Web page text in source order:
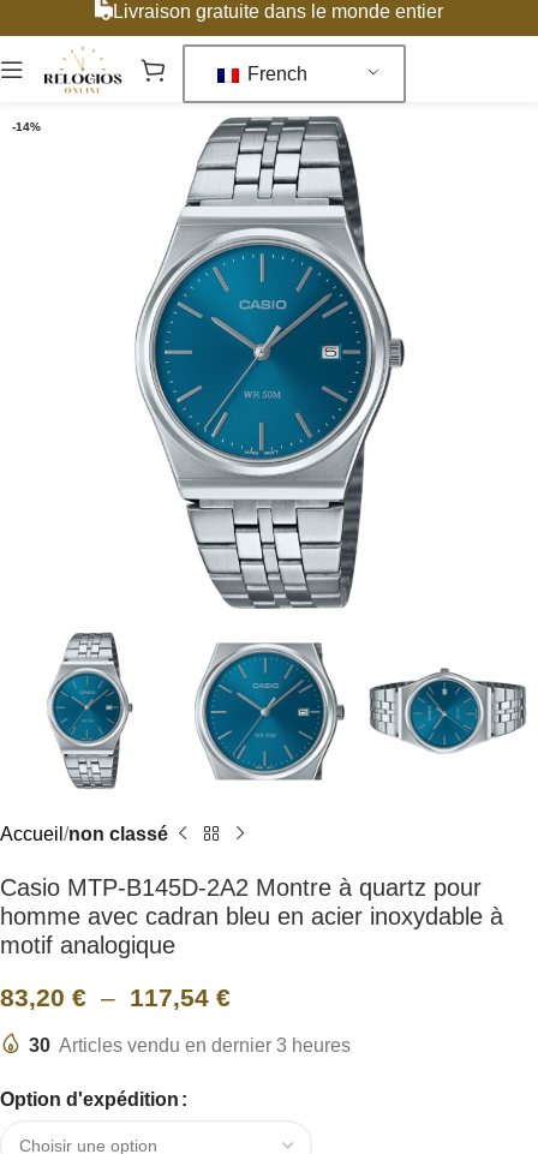
Livraison gratuite dans le monde entier
French
-14%
Accueil non classé
Casio MTP-B145D-2A2 Montre à quartz pour
homme avec cadran bleu en acier inoxydable à
motif analogique
83,20 € – 117,54 €
30 Articles vendu en dernier 3 heures
Option d'expédition